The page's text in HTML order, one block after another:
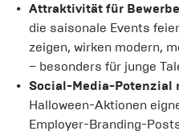
Attraktivität für
die saisonale Events
zeigen, wirken modern,
– besonders für junge
Social-Media-Potenzial
Halloween-Aktionen
Employer-Branding-